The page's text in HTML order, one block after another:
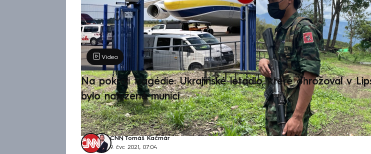
Video
Na pokraji tragédie: Ukrajinské letadlo, které ohrožoval v
bylo naložené municí
CNN, Tomáš Kačmár
9. čvc 2021, 07:04